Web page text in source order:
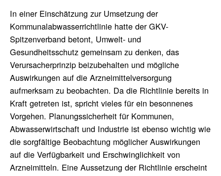
In einer Einschätzung zur Umsetzung der
Kommunalabwasserrichtlinie hatte der GKV-
Spitzenverband betont, Umwelt- und
Gesundheitsschutz gemeinsam zu denken, das
Verursacherprinzip beizubehalten und mögliche
Auswirkungen auf die Arzneimittelversorgung
aufmerksam zu beobachten. Da die Richtlinie bereits in
Kraft getreten ist, spricht vieles für ein besonnenes
Vorgehen. Planungssicherheit für Kommunen,
Abwasserwirtschaft und Industrie ist ebenso wichtig wie
die sorgfältige Beobachtung möglicher Auswirkungen
auf die Verfügbarkeit und Erschwinglichkeit von
Arzneimitteln. Eine Aussetzung der Richtlinie erscheint